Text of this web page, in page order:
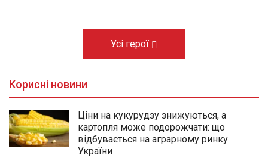
Усі герої
Корисні новини
Ціни на кукурудзу знижуються, а
картопля може подорожчати: що
відбувається на аграрному ринку
України